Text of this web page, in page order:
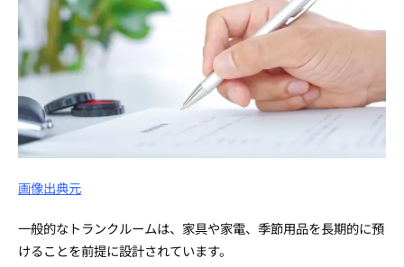
画像出典元
一般的なトランクルームは、家具や家電、季節用品を長期的に預
けることを前提に設計されています。